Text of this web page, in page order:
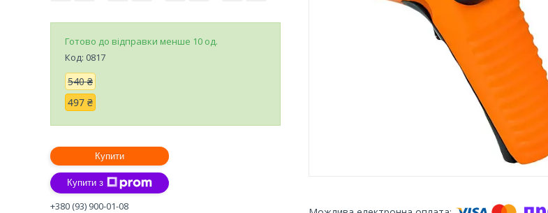
Готово до відправки менше 10 од.
Код: 0817
540 ₴
497 ₴
Купити
Купити з
+380 (93) 900-01-08